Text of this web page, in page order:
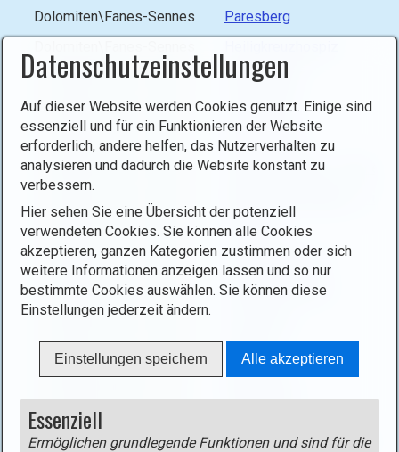
)
.
Dolomiten\Fanes-Sennes
Paresberg
Dolomiten\Fanes-Sennes
Senneshütte
Dolomiten\Fanes-Sennes
Pareispitze
Dolomiten\Fanes-Sennes
Antonispitze
Dolomiten\Fanes-Sennes
Heiligkreuzkofel -
Dolomiten\Fanes-Sennes
Lavarella
Dolomiten\Fanes-Sennes
Kleiner Lagazuoi
Dolomiten\Fanes-Sennes
Ferrata Tomaselli
Dolomiten\Fanes-Sennes
Dolomiten\Fanes-Sennes
Settsass
Dolomiten\Geisler-Puez
Maurerberg
Dolomiten\Geisler-Puez
Dolomiten\Geisler-Puez
Crep dales Dodesc
Datenschutzeinstellungen
Auf dieser Website werden Cookies genutzt. Einige sind
essenziell und für ein Funktionieren der Website
erforderlich, andere helfen, das Nutzerverhalten zu
analysieren und dadurch die Website konstant zu
verbessern.
Hier sehen Sie eine Übersicht der potenziell
verwendeten Cookies. Sie können alle Cookies
akzeptieren, ganzen Kategorien zustimmen oder sich
weitere Informationen anzeigen lassen und so nur
bestimmte Cookies auswählen. Sie können diese
Einstellungen jederzeit ändern.
Einstellungen speichern Alle akzeptieren
Essenziell
Ermöglichen grundlegende Funktionen und sind für die